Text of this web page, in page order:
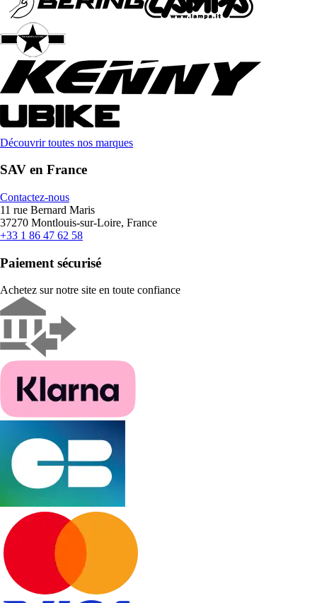
Découvrir toutes nos marques
SAV en France
Contactez-nous
11 rue Bernard Maris
37270 Montlouis-sur-Loire, France
+33 1 86 47 62 58
Paiement sécurisé
Achetez sur notre site en toute confiance